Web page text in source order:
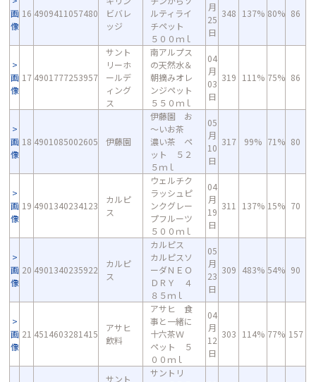
画
像
16 4909411057480
ビバレ
ッジ
ルティライ
チペット
５００ｍｌ
月
25
日
348 137% 80% 86
画
像
17 4901777253957
サント
リーホ
ールデ
ィング
ス
南アルプス
の天然水＆
朝摘みオレ
ンジペット
５５０ｍｌ
04
月
03
日
319 111% 75% 86
画
像
18 4901085002605 伊藤園
伊藤園 お
～いお茶
濃い茶 ペ
ット ５２
５ｍｌ
05
月
10
日
317 99% 71% 80
画
像
19 4901340234123
カルピ
ス
ウェルチク
ラッシュピ
ンクグレー
プフルーツ
５００ｍｌ
04
月
19
日
311 137% 15% 70
画
像
20 4901340235922
カルピ
ス
カルピス
カルピスソ
ーダＮＥＯ
ＤＲＹ ４
８５ｍｌ
05
月
23
日
309 483% 54% 90
画
像
21 4514603281415
アサヒ
飲料
アサヒ 食
事と一緒に
十六茶Ｗ
ペット ５
００ｍｌ
04
月
12
日
303 114% 77% 157
サント
サントリ